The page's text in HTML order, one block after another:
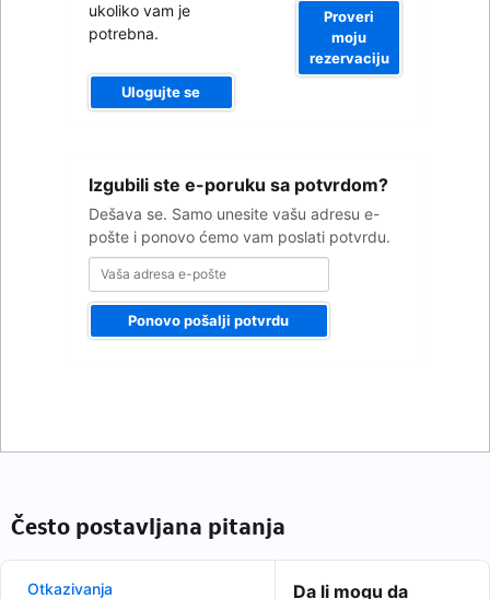
ukoliko vam je
potrebna.
Ulogujte se
Proveri
moju
rezervaciju
Izgubili ste e-poruku sa potvrdom?
Dešava se. Samo unesite vašu adresu e-
pošte i ponovo ćemo vam poslati potvrdu.
adresa
pošte
Ponovo pošalji potvrdu
Često postavljana pitanja
Otkazivanja
Da li mogu da